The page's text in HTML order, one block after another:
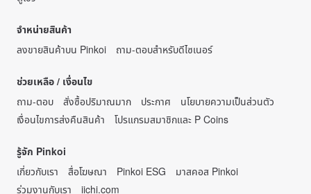
จำหน่ายสินค้า
ลงขายสินค้าบน Pinkoi
ถาม-ตอบสำหรับดีไซเนอร์
ช่วยเหลือ / เงื่อนไข
ถาม-ตอบ
สั่งซื้อปริมาณมาก ประกาศ
นโยบายความเป็นส่วนตัว
เงื่อนไขการส่งคืนสินค้า
โปรแกรมสมาชิกและ P Coins
รู้จัก Pinkoi
เกี่ยวกับเรา
สื่อโฆษณา Pinkoi ESG
มาสคอส Pinkoi
ร่วมงานกับเรา
iichi.com